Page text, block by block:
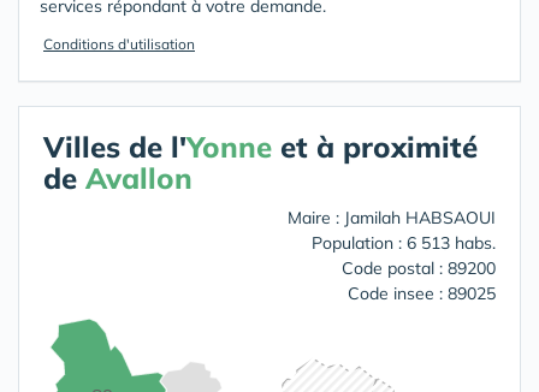
services répondant à votre demande.
Conditions d'utilisation
Villes de l'Yonne et à proximité
de Avallon
Maire : Jamilah HABSAOUI
Population : 6 513 habs.
Code postal : 89200
Code insee : 89025